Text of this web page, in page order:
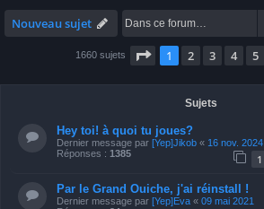
Nouveau sujet
1660 sujets Page 1sur83
1 2 3 4 5
Sujets
Hey toi! à quoi tu joues?
Dernier message par [Yep]Jikob « 16 nov. 2024
Réponses : 1385 1
Par le Grand Ouiche, j'ai réinstall !
Dernier message par [Yep]Eva « 09 mai 2021